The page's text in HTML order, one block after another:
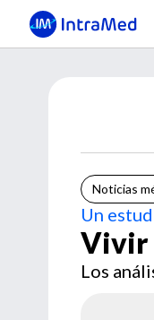
Noticias
Un
Vivir
Los